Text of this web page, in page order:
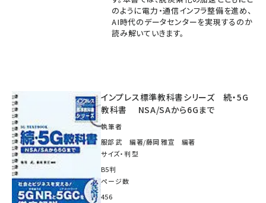
のように電力・通信インフラ整備を進め、
AI時代のデータセンターを実現するのか
読み解いていきます。
インプレス標準教科書シリーズ 続・5G
教科書 NSA/SAから6Gまで
執筆者
服部 武 編著/藤岡 雅宣 編著
サイズ・判型
B5判
ページ数
456